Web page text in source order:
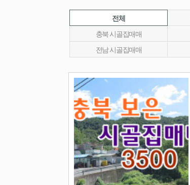
전체
충북 시골집매매
전남 시골집매매